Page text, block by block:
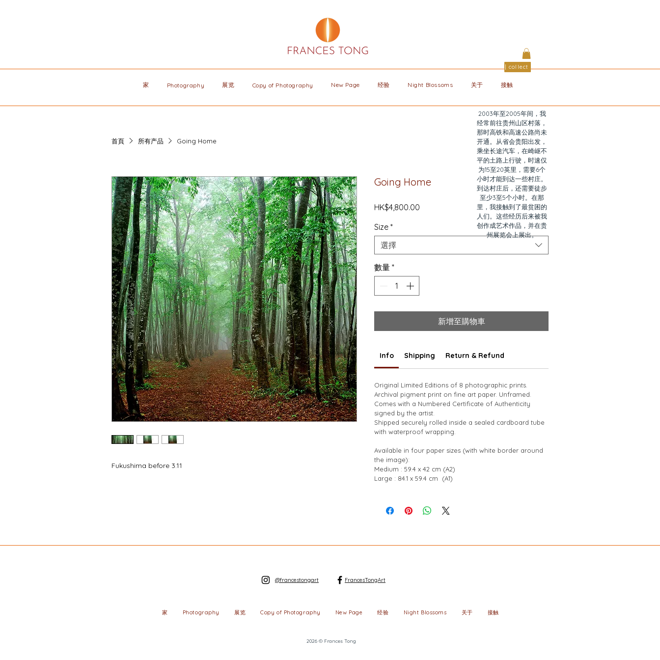
| collect
家 Photography 展览 Copy of Photography New Page 经验 Night Blossoms 关于 接触
首頁 所有产品 Going Home
Fukushima before 3.11
Going Home
HK$4,800.00
Size *
選擇
數量 *
新增至購物車
Info Shipping Return & Refund
Original Limited Editions of 8 photographic prints.
Archival pigment print on fine art paper. Unframed.
Comes with a Numbered Certificate of Authenticity
signed by the artist.
Shipped securely rolled inside a sealed cardboard tube
with waterproof wrapping.
Available in four paper sizes (with white border around
the image):
Medium : 59.4 x 42 cm (A2)
Large : 84.1 x 59.4 cm  (A1)
2003年至2005年间，我
经常前往贵州山区村落，
那时高铁和高速公路尚未
开通。从省会贵阳出发，
乘坐长途汽车，在崎岖不
平的土路上行驶，时速仅
为15至20英里，需要6个
小时才能到达一些村庄。
到达村庄后，还需要徒步
至少3至5个小时。在那
里，我接触到了最贫困的
人们。这些经历后来被我
创作成艺术作品，并在贵
州展览会上展出。
@francestongart FrancesTongArt
家 Photography 展览 Copy of Photography New Page 经验 Night Blossoms 关于 接触
2026 © Frances Tong